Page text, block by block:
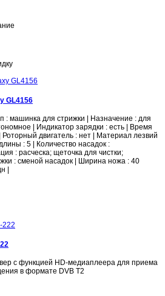
GL4156
: машинка для стрижки | Назначение : для
| Индикатор зарядки : есть | Время
двигатель : нет | Материал лезвий
: 5 | Количество насадок :
: расческа; щеточка для чистки;
: сменой насадок | Ширина ножа : 40
|
с функцией HD-медиаплеера для приема
в формате DVB T2